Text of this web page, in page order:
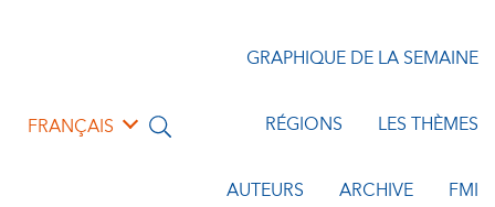
FRANÇAIS
GRAPHIQUE DE LA SEMAINE
RÉGIONS LES THÈMES
AUTEURS ARCHIVE FMI